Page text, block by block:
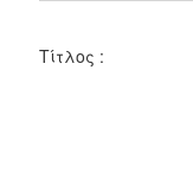
Τίτλος :